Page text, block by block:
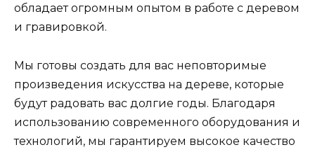
обладает огромным опытом в работе с деревом
и гравировкой.
Мы готовы создать для вас неповторимые
произведения искусства на дереве, которые
будут радовать вас долгие годы. Благодаря
использованию современного оборудования и
технологий, мы гарантируем высокое качество